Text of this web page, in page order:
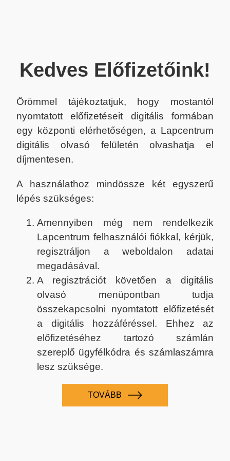
Kedves Előfizetőink!
Örömmel tájékoztatjuk, hogy mostantól
nyomtatott előfizetéseit digitális formában
egy központi elérhetőségen, a Lapcentrum
digitális olvasó felületén olvashatja el
díjmentesen.
A használathoz mindössze két egyszerű
lépés szükséges:
Amennyiben még nem rendelkezik
Lapcentrum felhasználói fiókkal, kérjük,
regisztráljon a weboldalon adatai
megadásával.
A regisztrációt követően a digitális
olvasó menüpontban tudja
összekapcsolni nyomtatott előfizetését
a digitális hozzáféréssel. Ehhez az
előfizetéséhez tartozó számlán
szereplő ügyfélkódra és számlaszámra
lesz szüksége.
TOVÁBB